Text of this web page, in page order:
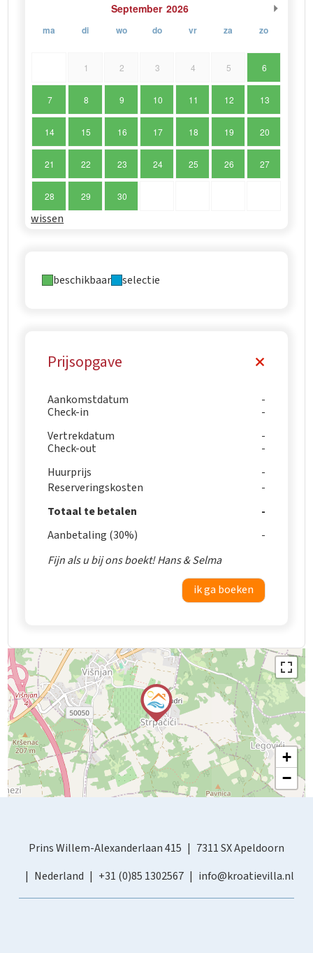
September 2026
ma di wo do vr za zo
1 2 3 4 5 6
7 8 9 10 11 12 13
14 15 16 17 18 19 20
21 22 23 24 25 26 27
28 29 30
wissen
beschikbaar selectie
Prijsopgave
Aankomstdatum
Check-in
Vertrekdatum
Check-out
Huurprijs
Reserveringskosten
Totaal te betalen
Aanbetaling (30%)
Fijn als u bij ons boekt! Hans & Selma
ik ga boeken
+
−
Prins Willem-Alexanderlaan 415
7311 SX Apeldoorn
Nederland
+31 (0)85 1302567 info@kroatievilla.nl